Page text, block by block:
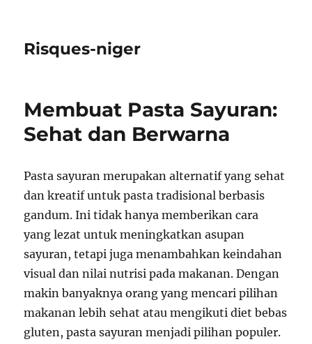
Risques-niger
Membuat Pasta Sayuran:
Sehat dan Berwarna
Pasta sayuran merupakan alternatif yang sehat
dan kreatif untuk pasta tradisional berbasis
gandum. Ini tidak hanya memberikan cara
yang lezat untuk meningkatkan asupan
sayuran, tetapi juga menambahkan keindahan
visual dan nilai nutrisi pada makanan. Dengan
makin banyaknya orang yang mencari pilihan
makanan lebih sehat atau mengikuti diet bebas
gluten, pasta sayuran menjadi pilihan populer.